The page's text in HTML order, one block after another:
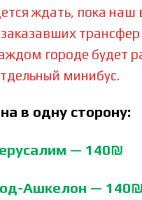
ждать, пока наш
трансфер
городе будет
минибус.
в одну сторону:
— 140₪
Ашкелон —